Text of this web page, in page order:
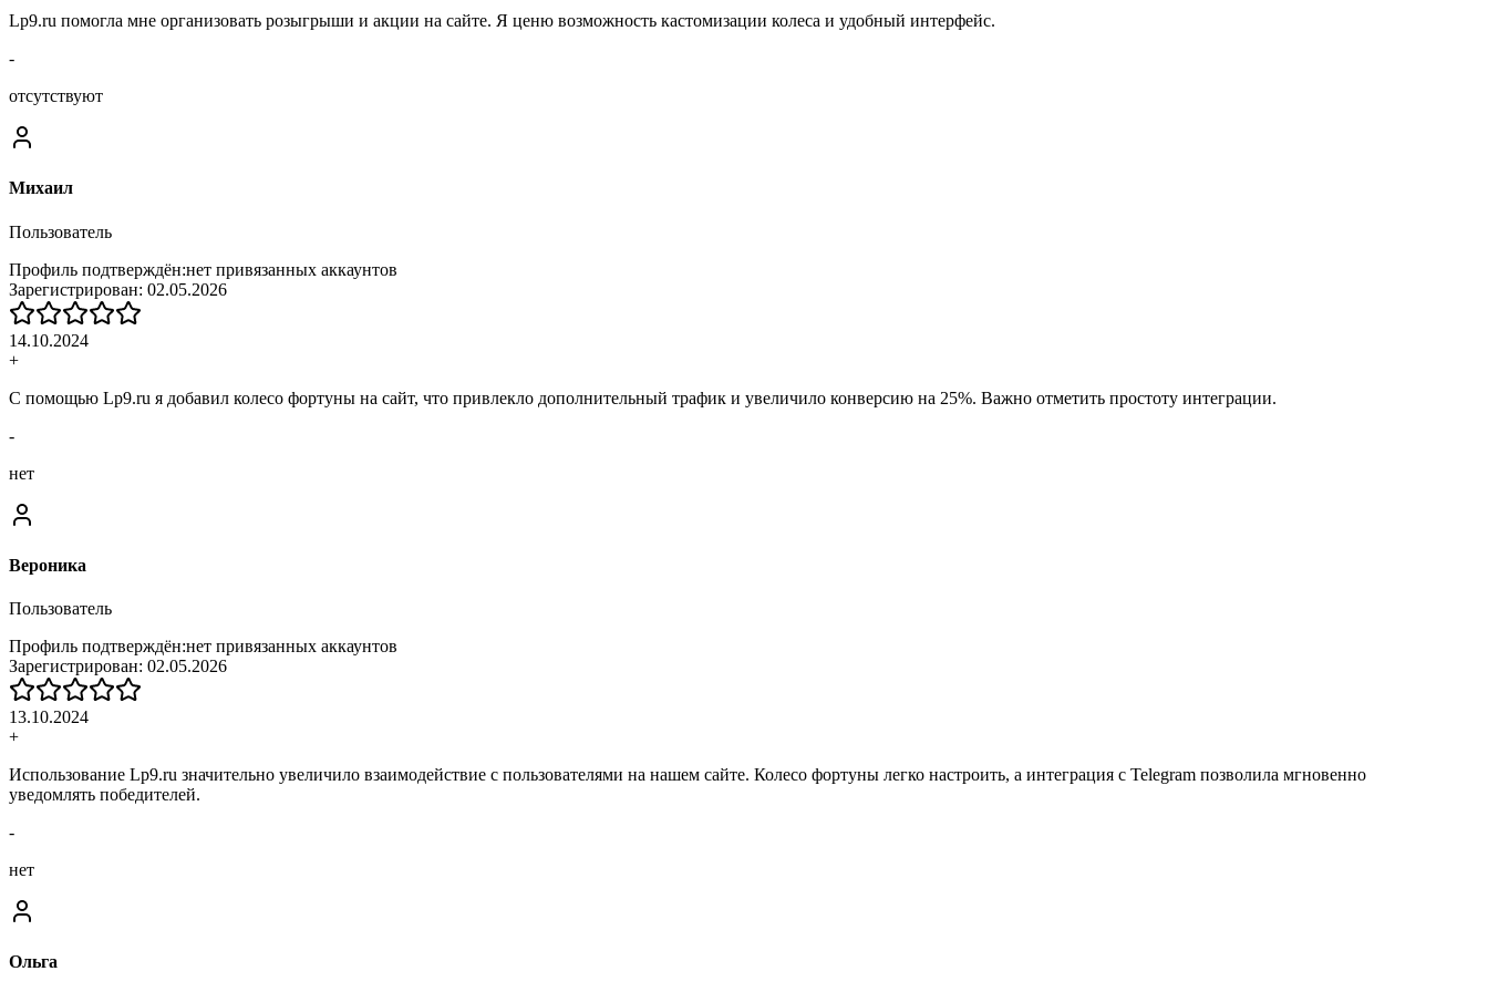
Lp9.ru помогла мне организовать розыгрыши и акции на сайте. Я ценю возможность кастомизации колеса и удобный интерфейс.
-
отсутствуют
Михаил
Пользователь
Профиль подтверждён:нет привязанных аккаунтов
Зарегистрирован: 02.05.2026
14.10.2024
+
С помощью Lp9.ru я добавил колесо фортуны на сайт, что привлекло дополнительный трафик и увеличило конверсию на 25%. Важно отметить простоту интеграции.
-
нет
Вероника
Пользователь
Профиль подтверждён:нет привязанных аккаунтов
Зарегистрирован: 02.05.2026
13.10.2024
+
Использование Lp9.ru значительно увеличило взаимодействие с пользователями на нашем сайте. Колесо фортуны легко настроить, а интеграция с Telegram позволила мгновенно
уведомлять победителей.
-
нет
Ольга